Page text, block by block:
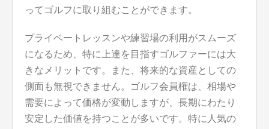
ってゴルフに取り組むことができます。
プライベートレッスンや練習場の利用がスムーズ
になるため、特に上達を目指すゴルファーには大
きなメリットです。また、将来的な資産としての
側面も無視できません。ゴルフ会員権は、相場や
需要によって価格が変動しますが、長期にわたり
安定した価値を持つことが多いです。特に人気の